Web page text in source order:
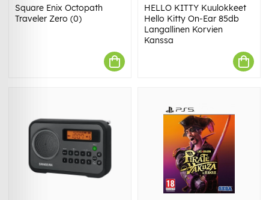
Square Enix Octopath
Traveler Zero (0)
HELLO KITTY Kuulokkeet
Hello Kitty On-Ear 85db
Langallinen Korvien
Kanssa